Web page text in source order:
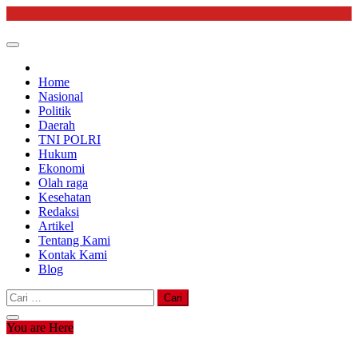
content
Home
Nasional
Politik
Daerah
TNI POLRI
Hukum
Ekonomi
Olah raga
Kesehatan
Redaksi
Artikel
Tentang Kami
Kontak Kami
Blog
Cari
untuk:
You are Here